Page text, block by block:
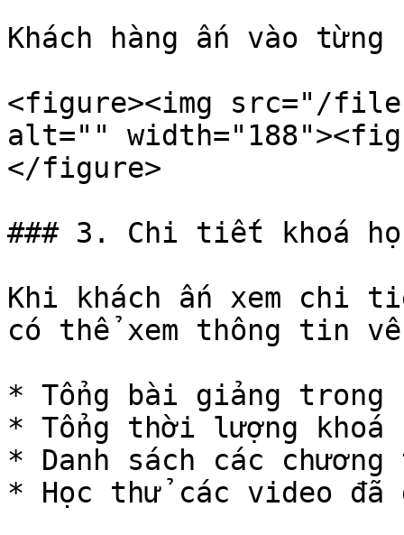
Khách hàng ấn vào
<figure><img src="/files/
alt=""
</figure>
### 3. Chi tiết khoá
Khi khách ấn xem chi
có thể xem thông tin
* Tổng bài giảng trong
* Tổng thời lượng khoá
* Danh sách các
* Học thử các video đã